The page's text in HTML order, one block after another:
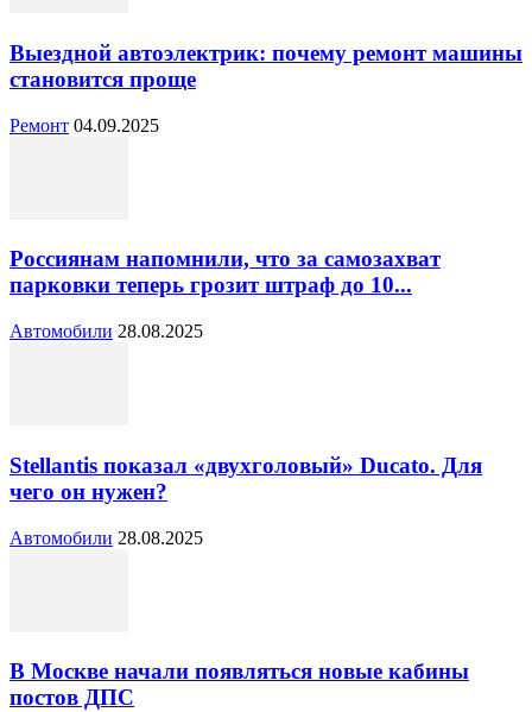
Выездной автоэлектрик: почему ремонт машины
становится проще
Ремонт 04.09.2025
Россиянам напомнили, что за самозахват
парковки теперь грозит штраф до 10...
Автомобили 28.08.2025
Stellantis показал «двухголовый» Ducato. Для
чего он нужен?
Автомобили 28.08.2025
В Москве начали появляться новые кабины
постов ДПС